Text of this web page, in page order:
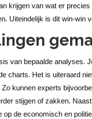
krijgen van wat er precies
Uiteindelijk is dit win-win
van bepaalde analyses.
charts. Het is uiteraard
kunnen experts
stijgen of zakken.
de economisch en